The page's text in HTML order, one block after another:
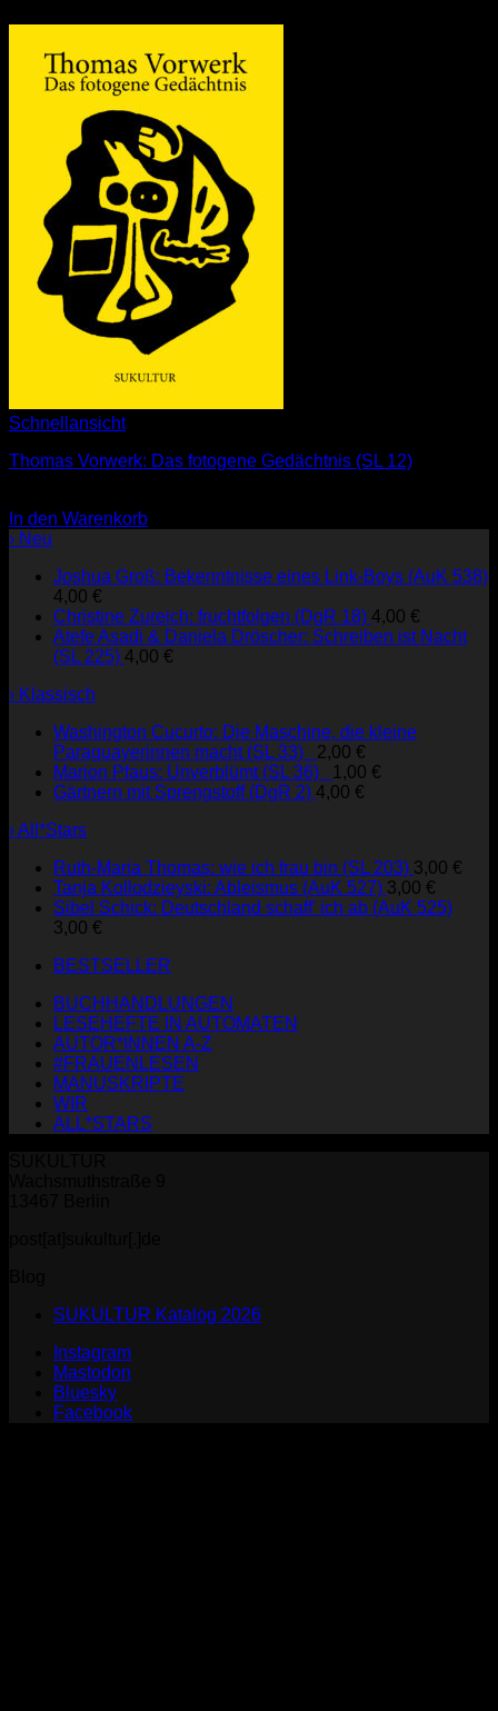
Schnellansicht
Thomas Vorwerk: Das fotogene Gedächtnis (SL 12)
In den Warenkorb
› Neu
Joshua Groß: Bekenntnisse eines Link-Boys (AuK 538)
4,00 €
Christine Zureich: fruchtfolgen (DgR 18) 4,00 €
Atefe Asadi & Daniela Dröscher: Schreiben ist Nacht
(SL 225) 4,00 €
› Klassisch
Washington Cucurto: Die Maschine, die kleine
Paraguayerinnen macht (SL 33)
2,00 €
Marion Pfaus: Unverblümt (SL 36)
1,00 €
Gärtnern mit Sprengstoff (DgR 2) 4,00 €
› All*Stars
Ruth-Maria Thomas: wie ich frau bin (SL 203) 3,00 €
Tanja Kollodzieyski: Ableismus (AuK 527) 3,00 €
Sibel Schick: Deutschland schaff' ich ab (AuK 525)
3,00 €
BESTSELLER
BUCHHANDLUNGEN
LESEHEFTE IN AUTOMATEN
AUTOR*INNEN A-Z
#FRAUENLESEN
MANUSKRIPTE
WIR
ALL*STARS
SUKULTUR Katalog 2026
Instagram
Mastodon
Bluesky
Facebook